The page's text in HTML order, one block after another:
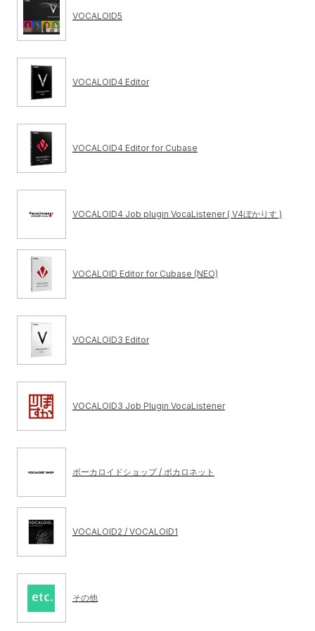
VOCALOID5
VOCALOID4 Editor
VOCALOID4 Editor for Cubase
VOCALOID4 Job plugin VocaListener ( V4ぼかりす )
VOCALOID Editor for Cubase (NEO)
VOCALOID3 Editor
VOCALOID3 Job Plugin VocaListener
ボーカロイドショップ / ボカロネット
VOCALOID2 / VOCALOID1
その他